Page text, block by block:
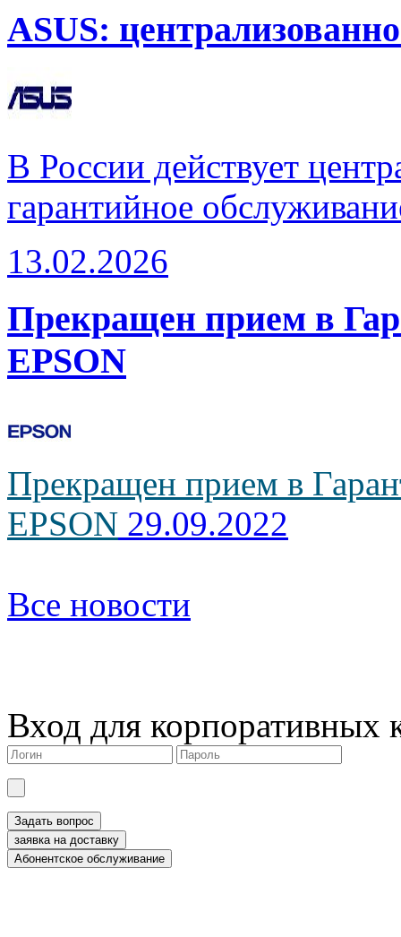
ASUS:
В России действует
гарантийное
13.02.2026
Прекращен прием в
EPSON
Прекращен прием в
EPSON 29.09.2022
Все новости
Вход для корпоративных